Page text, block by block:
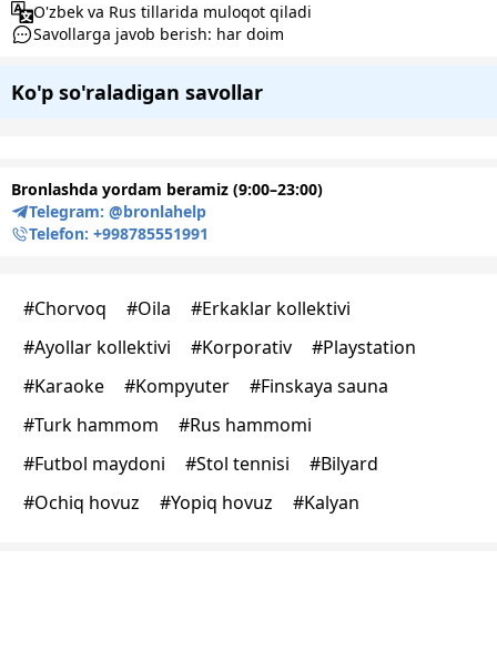
O'zbek va Rus tillarida muloqot qiladi
Savollarga javob berish: har doim
Ko'p so'raladigan savollar
Bronlashda yordam beramiz (9:00–23:00)
Telegram: @bronlahelp
Telefon: +998785551991
#Chorvoq #Oila #Erkaklar kollektivi
#Ayollar kollektivi #Korporativ #Playstation
#Karaoke #Kompyuter #Finskaya sauna
#Turk hammom #Rus hammomi
#Futbol maydoni #Stol tennisi #Bilyard
#Ochiq hovuz #Yopiq hovuz #Kalyan